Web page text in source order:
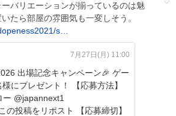
バリエーションが揃っているのは魅
たら部屋の雰囲気も一変しそう。
s…
7月27日(月) 11:00
出場記念キャンペーン🎉 ゲー
ゼント！ 【応募方法】
ー @japannext1
リポスト 【応募締切】